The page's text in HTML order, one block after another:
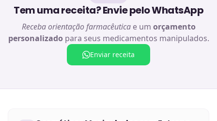
Tem uma receita? Envie pelo WhatsApp
Receba orientação farmacêuticae um orçamento
personalizado para seus medicamentos manipulados.
Enviar receita